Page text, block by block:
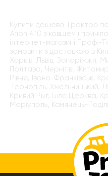
Купити дешево Трактор
Arion 410 з ковшем і
інтернет-магазині
замовити з доставкою в
Харків, Львів, Запоріжжя,
Полтава, Чернігів,
Рівне, Івано-Франківськ,
Тернопіль, Хмельницький,
Кривий Рыг, Біла Церква,
Маріуполь, Камянець-